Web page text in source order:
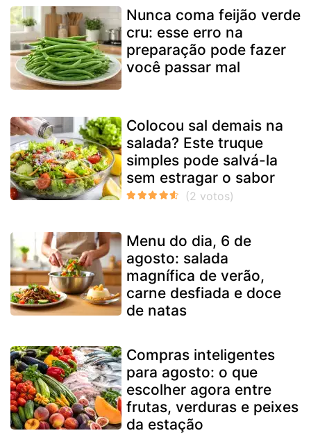
Nunca coma feijão verde
cru: esse erro na
preparação pode fazer
você passar mal
Colocou sal demais na
salada? Este truque
simples pode salvá-la
sem estragar o sabor
Menu do dia, 6 de
agosto: salada
magnífica de verão,
carne desfiada e doce
de natas
Compras inteligentes
para agosto: o que
escolher agora entre
frutas, verduras e peixes
da estação